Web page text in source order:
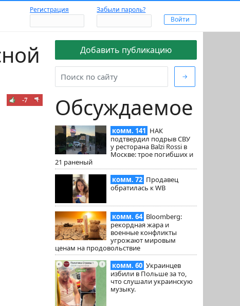
Регистрация Забыли пароль?
Добавить публикацию
→
Обсуждаемое
комм. 141 НАК
подтвердил подрыв СВУ
у ресторана Balzi Rossi в
Москве: трое погибших и
21 раненый
комм. 72 Продавец
обратилась к WB
комм. 64 Bloomberg:
рекордная жара и
военные конфликты
угрожают мировым
ценам на продовольствие
комм. 60 Украинцев
избили в Польше за то,
что слушали украинскую
музыку.
-7